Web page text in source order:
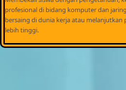
profesional di bidang komputer dan
bersaing di dunia kerja atau melanjutkan
lebih tinggi.